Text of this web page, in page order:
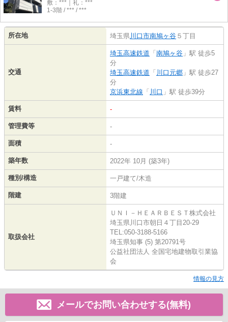
敷：***｜礼：***
1-3階 / *** / ***
所在地 埼玉県川口市南鳩ヶ谷 ５丁目
交通
埼玉高速鉄道 「 南鳩ヶ谷 」駅 徒歩5
分
埼玉高速鉄道 「 川口元郷 」駅 徒歩27
分
京浜東北線 「 川口 」駅 徒歩39分
賃料 -
管理費等 -
面積 -
築年数 2022年 10月 (築3年)
種別/構造 一戸建て/木造
階建 3階建
取扱会社
ＵＮＩ－ＨＥＡＲＢＥＳＴ株式会社
埼玉県川口市朝日４丁目20-29
TEL:050-3188-5166
埼玉県知事 (5) 第20791号
公益社団法人 全国宅地建物取引業協
会
情報の見方
メールでお問い合わせする(無料)